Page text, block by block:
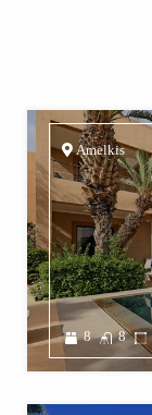
Amelkis
8 8